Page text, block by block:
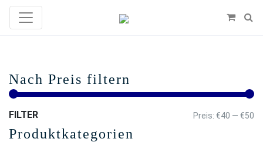
Nach Preis filtern
FILTER Preis: €40 — €50
Produktkategorien